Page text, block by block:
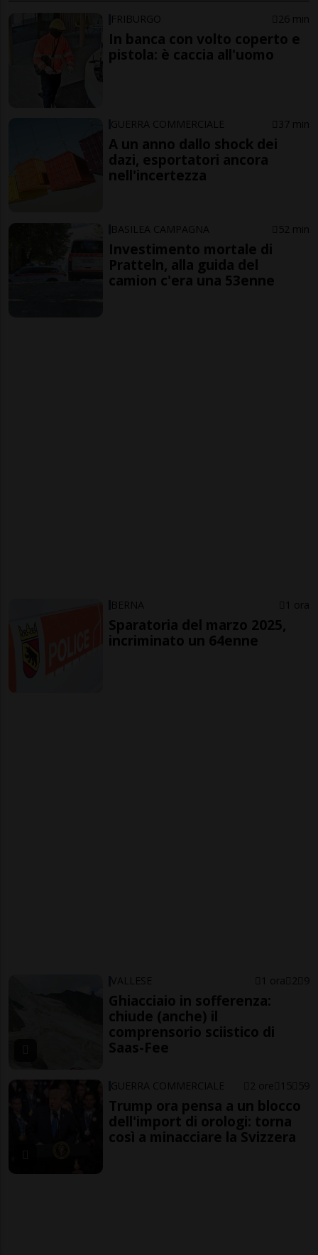
FRIBURGO 26 min
In banca con volto coperto e
pistola: è caccia all'uomo
GUERRA COMMERCIALE 37 min
A un anno dallo shock dei
dazi, esportatori ancora
nell'incertezza
BASILEA CAMPAGNA 52 min
Investimento mortale di
Pratteln, alla guida del
camion c'era una 53enne
BERNA 1 ora
Sparatoria del marzo 2025,
incriminato un 64enne
VALLESE 1 ora 2 9
Ghiacciaio in sofferenza:
chiude (anche) il
comprensorio sciistico di
Saas-Fee
GUERRA COMMERCIALE 2 ore 15 59
Trump ora pensa a un blocco
dell'import di orologi: torna
così a minacciare la Svizzera